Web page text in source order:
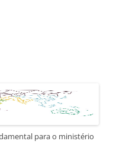
para o ministério